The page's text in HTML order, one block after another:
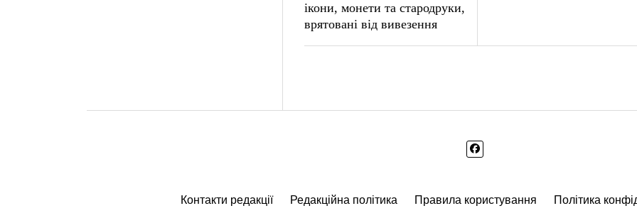
ікони, монети та стародруки,
врятовані від вивезення
Контакти редакції Редакційна політика Правила користування Політика